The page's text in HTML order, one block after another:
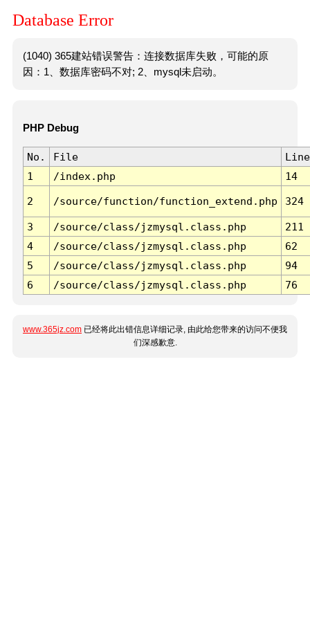
Database Error
(1040) 365建站错误警告：连接数据库失败，可能的原
因：1、数据库密码不对; 2、mysql未启动。
PHP Debug
No. File
Line
1
/index.php 14
2 /source/function/function_extend.php 324
3 /source/class/jzmysql.class.php
211
4
/source/class/jzmysql.class.php
62
5
/source/class/jzmysql.class.php
94
6
/source/class/jzmysql.class.php 76
www.365jz.com 已经将此出错信息详细记录, 由此给您带来的访问不便我
们深感歉意.